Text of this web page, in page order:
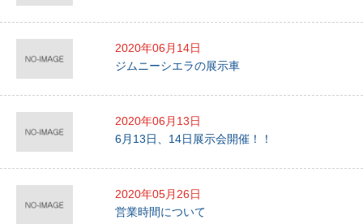
2020年06月14日
ジムニーシエラの展示車
2020年06月13日
6月13日、14日展示会開催！！
2020年05月26日
営業時間について